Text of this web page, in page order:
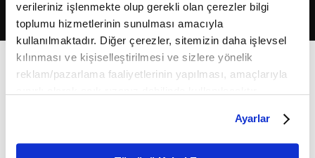
verileriniz işlenmekte olup gerekli olan çerezler bilgi
toplumu hizmetlerinin sunulması amacıyla
kullanılmaktadır. Diğer çerezler, sitemizin daha işlevsel
kılınması ve kişiselleştirilmesi ve sizlere yönelik
reklam/pazarlama faaliyetlerinin yapılması, amaçlarıyla
belirleyebilirsiniz. Çerezlere ilişkin detaylı bilgi için
Ayarlar butonuna tıklayabilir,Çerez Bilgilendirme
Ayarlar